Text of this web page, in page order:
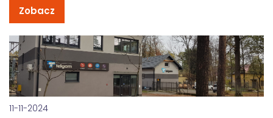
niesie za sobą wiele korzyści. Oto, dlaczego warto odwiedzić
Zobacz
11-11-2024